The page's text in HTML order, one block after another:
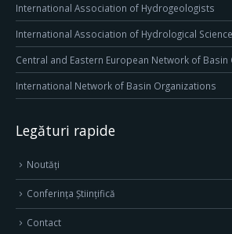
International Association of Hydrogeologists
International Association of Hydrological
Central and Eastern European Network of Basin
International Network of Basin Organizations
Legături rapide
Noutăți
Conferința Științifică
Contact